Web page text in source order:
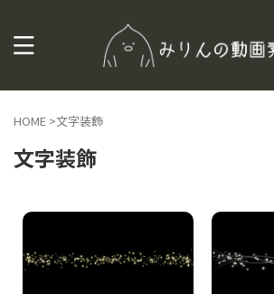
HOME >文字装飾
文字装飾